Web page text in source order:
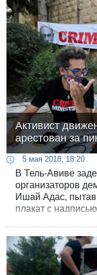
Активист
арестован за
5 мая 2018, 18:20
В Тель-Авиве
организаторов
Ишай Адас,
плакат с